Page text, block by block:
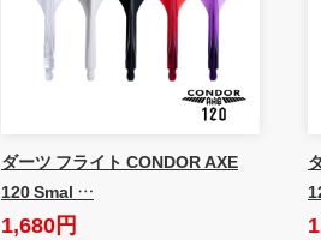
ダーツ フライト CONDOR AXE
120 Smal …
1,680円